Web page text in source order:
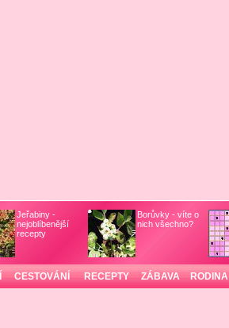
Jeřabiny -
nejoblíbenější
recepty
Borůvky - víte o
nich všechno?
CESTOVÁNÍ RECEPTY ZÁBAVA RODINA